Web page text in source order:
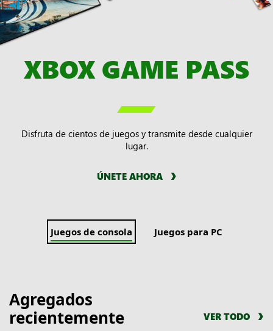
XBOX GAME PASS

Disfruta de cientos de juegos y transmite desde cualquier
lugar.
ÚNETE AHORA
Juegos de consola Juegos para PC
Agregados
recientemente
VER TODO